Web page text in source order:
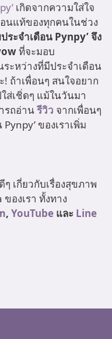
เกิดจากความใส่ใจ
นแท้ของทุกคนในช่วง
ระจำเดือน Pynpy’ จึง
ที่จะมอบ
ะหว่างที่มีประจำเดือน
ถ้าเพื่อนๆ สนใจอยาก
ใส่เชิ่ดๆ แม้ในวันมา
รถอ่านรีวิว จากเพื่อนๆ
ของเราเพิ่ม
เกี่ยวกับเรื่องสุขภาพ
องเรา ทั้งทาง
, YouTube และ Line